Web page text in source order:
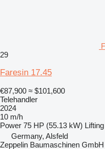
29
Faresin 17.45
€87,900 ≈ $101,600
Telehandler
2024
10 m/h
Power 75 HP (55.13 kW)
Germany, Alsfeld
Zeppelin Baumaschinen